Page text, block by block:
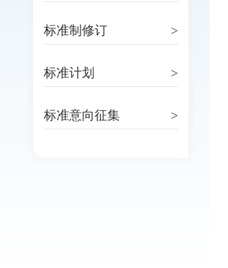
标准制修订 >
标准计划 >
标准意向征集 >